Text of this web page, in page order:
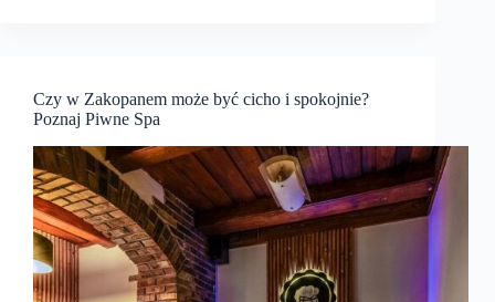
Czy w Zakopanem może być cicho i spokojnie?
Poznaj Piwne Spa